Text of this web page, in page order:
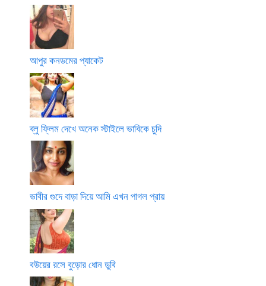
আপুর কনডমের প্যাকেট
ব্লু ফ্লিম দেখে অনেক স্টাইলে ভাবিকে চুদি
ভাবীর গুদে বাড়া দিয়ে আমি এখন পাগল প্রায়
বউয়ের রসে বুড়োর ধোন ডুবি